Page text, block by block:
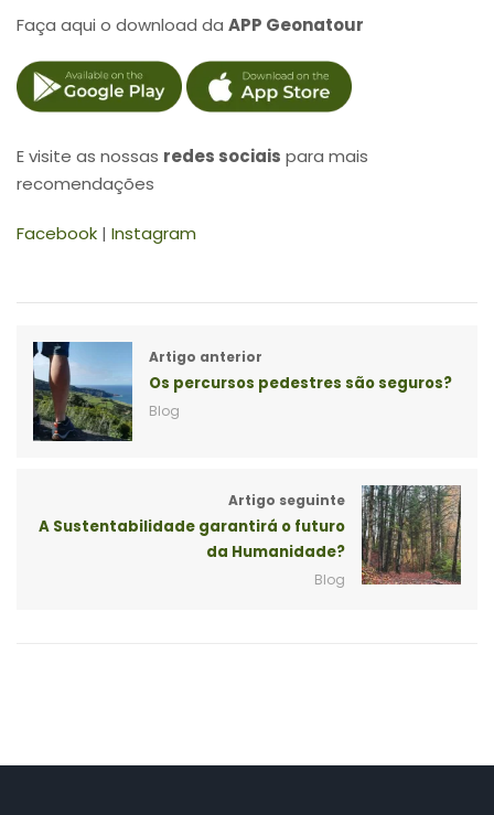
Faça aqui o download da APP Geonatour
E visite as nossas redes sociais para mais
recomendações
Facebook | Instagram
Artigo anterior
Os percursos pedestres são seguros?
Blog
Artigo seguinte
A Sustentabilidade garantirá o futuro
da Humanidade?
Blog